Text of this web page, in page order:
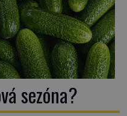
sezóna?